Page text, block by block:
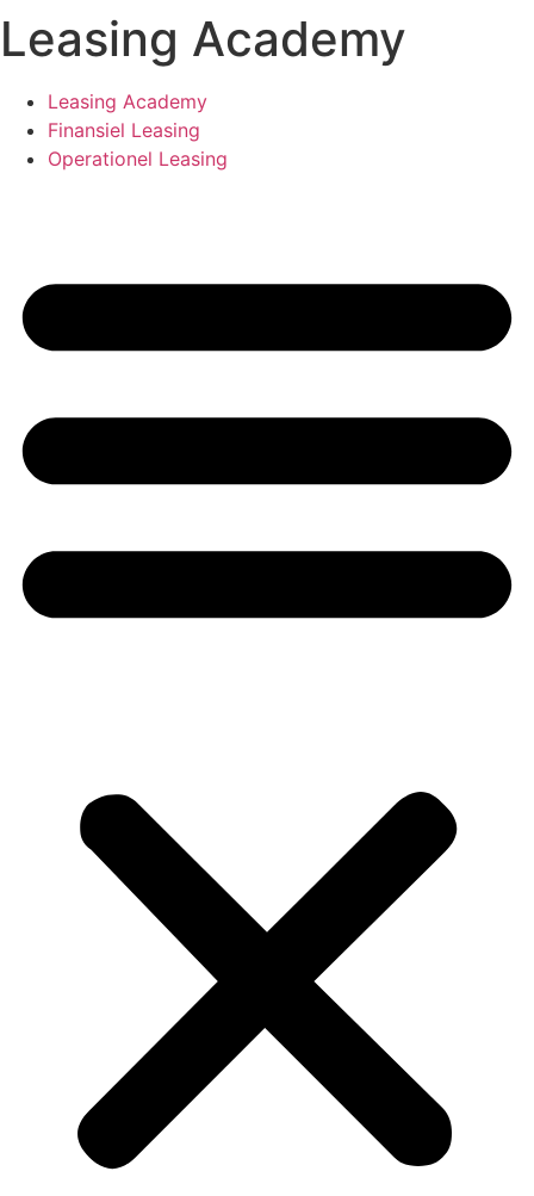
Leasing Academy
Leasing Academy
Finansiel Leasing
Operationel Leasing